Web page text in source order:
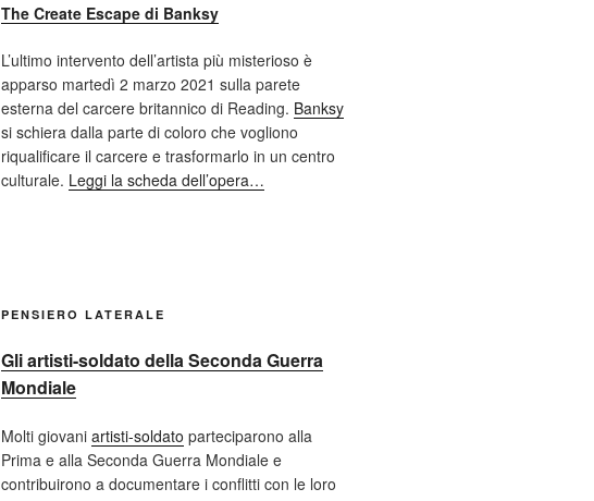
The Create Escape di Banksy
L’ultimo intervento dell’artista più misterioso è
apparso martedì 2 marzo 2021 sulla parete
esterna del carcere britannico di Reading. Banksy
si schiera dalla parte di coloro che vogliono
riqualificare il carcere e trasformarlo in un centro
culturale. Leggi la scheda dell’opera…
PENSIERO LATERALE
Gli artisti-soldato della Seconda Guerra
Mondiale
Molti giovani artisti-soldato parteciparono alla
Prima e alla Seconda Guerra Mondiale e
contribuirono a documentare i conflitti con le loro